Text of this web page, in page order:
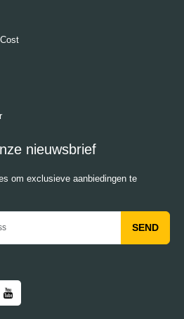
nieuwsbrief
om exclusieve aanbiedingen te
SEND